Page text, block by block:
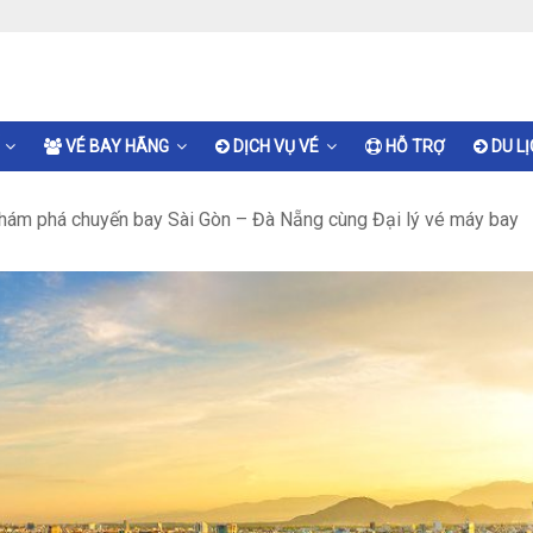
VÉ BAY HÃNG DỊCH VỤ VÉ HỖ TRỢ DU
phá chuyến bay Sài Gòn – Đà Nẵng cùng Đại lý vé máy bay